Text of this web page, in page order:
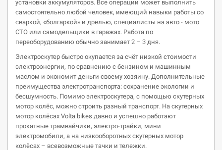
установки аккумуляторов. Все операции может выполнить
самостоятельно любой человек, имеющий навыки работы со
сваркой, «болгаркой» и дрелью, специалисты на авто - мото
СТО или самодельщики в гаражах. Работа по
переоборудованию обычно занимает 2 – 3 дня.
Электроскутер быстро окупается за счёт низкой стоимости
электроэнергии, по сравнению с бензином и машинным
маслом и экономит деньги своему хозяину. Дополнительные
преимущества электротранспорта: сохранение экологии и
бесшумность. Помимо электроскутера, с помощью скутерных
мотор колёс, можно строить разный транспорт. На скутерных
мотор колёсах Volta bikes давно и успешно работают
прокатные трамвайчики, электро-трайки, мини
электромобили, а на низкооборотных скутерных мотор
колёсах – всевозможные тачки и тележки.